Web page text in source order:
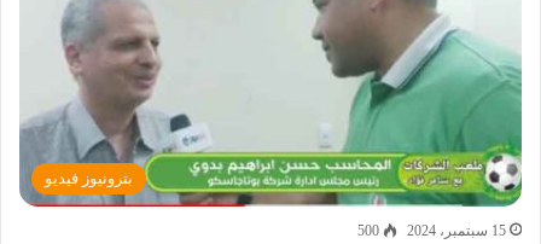
بترونيوز فيديو
15 سبتمبر، 2024 500